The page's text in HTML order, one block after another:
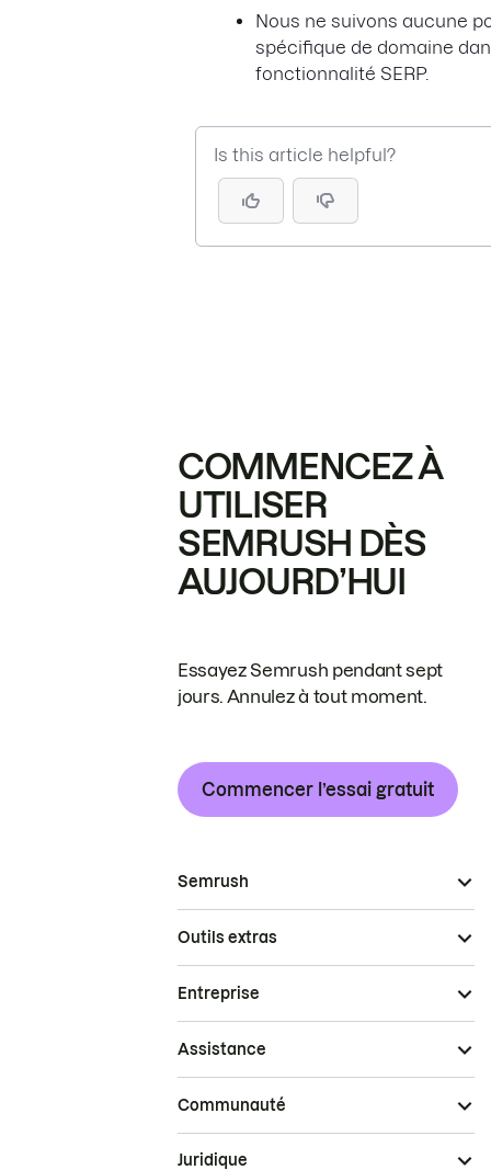
Nous ne suivons aucune
spécifique de domaine
fonctionnalité SERP.
Is this article helpful?
COMMENCEZ À
UTILISER
SEMRUSH DÈS
AUJOURD’HUI
Essayez Semrush pendant sept
jours. Annulez à tout moment.
Commencer l’essai gratuit
Semrush
Outils extras
Entreprise
Assistance
Communauté
Juridique